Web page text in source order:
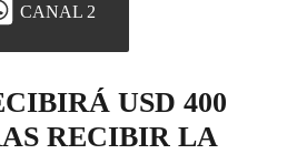
CANAL 2
USD 400
RECIBIR LA